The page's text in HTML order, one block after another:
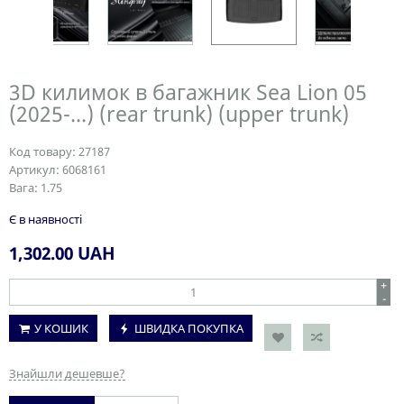
3D килимок в багажник Sea Lion 05
(2025-...) (rear trunk) (upper trunk)
Код товару: 27187
Артикул: 6068161
Вага: 1.75
Є в наявності
1,302.00 UAH
+
-
У КОШИК
ШВИДКА ПОКУПКА
Знайшли дешевше?